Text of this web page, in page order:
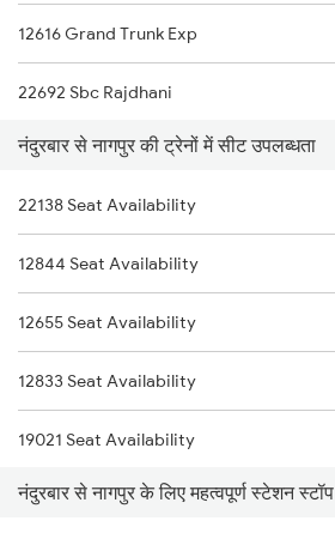
2833 Adi Hwh Spl
2843 Puri Adi Spl
2844 Adi Puri Spl
2905 Festival Spl
2906 Hwh Okha Spl
2913 Festival Spl
12616 Grand Trunk Exp
22692 Sbc Rajdhani
20806 Ap Express
12626 Kerala Express
12622 Tamilnadu Exp
12214 Dee Ypr Duronto
12722 Dakshin Exp
नंदुरबार से नागपुर की ट्रेनों में सीट उपलब्धता
22138 Seat Availability
12844 Seat Availability
12655 Seat Availability
12833 Seat Availability
19021 Seat Availability
20804 Seat Availability
नंदुरबार से नागपुर के लिए महत्वपूर्ण स्टेशन स्टॉप